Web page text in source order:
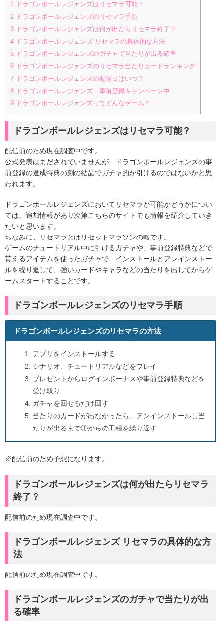
1
ドラゴンボールレジェンズはリセマラ可能？
2 ドラゴンボールレジェンズのリセマラ手順
3 ドラゴンボールレジェンズは何が出たらリセマラ終了？
4 ドラゴンボールレジェンズ リセマラの具体的な方法
5 ドラゴンボールレジェンズのガチャで当たりが出る確率
6 ドラゴンボールレジェンズのリセマラ当たりカードランキング
7 ドラゴンボールレジェンズの配信日はいつ？
8 ドラゴンボールレジェンズ 事前登録キャンペーン中
9 ドラゴンボールレジェンズってどんなゲーム？
ドラゴンボールレジェンズはリセマラ可能？
配信前のため現在調査中です。
公式発表はまだされていませんが、ドラゴンボールレジェンズの事
前登録の達成特典の刻の結晶でガチャ的が引けるのではないかと思
われます。
ドラゴンボールレジェンズにおいてリセマラが可能かどうかについ
ては、追加情報があり次第こちらのサイトでも情報を紹介していき
たいと思います。
ちなみに、リセマラとはリセットマラソンの略です。
ゲームのチュートリアル中に引けるガチャや、事前登録特典などで
貰えるアイテムを使ったガチャで、インストールとアンインストー
ルを繰り返して、強いカードやキャラなどの当たりを出してからゲ
ームスタートすることです。
ドラゴンボールレジェンズのリセマラ手順
ドラゴンボールレジェンズのリセマラの方法
アプリをインストールする
シナリオ、チュートリアルなどをプレイ
プレゼントからログインボーナスや事前登録特典などを
受け取り
ガチャを回せるだけ回す
当たりのカードが出なかったら、アンインストールし当
たりが出るまで①からの工程を繰り返す
※配信前のため予想になります。
ドラゴンボールレジェンズは何が出たらリセマラ
終了？
配信前のため現在調査中です。
ドラゴンボールレジェンズ リセマラの具体的な方
法
配信前のため現在調査中です。
ドラゴンボールレジェンズのガチャで当たりが出
る確率